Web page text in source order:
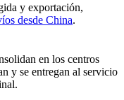
y exportación,
desde China.
en los centros
y se entregan al servicio